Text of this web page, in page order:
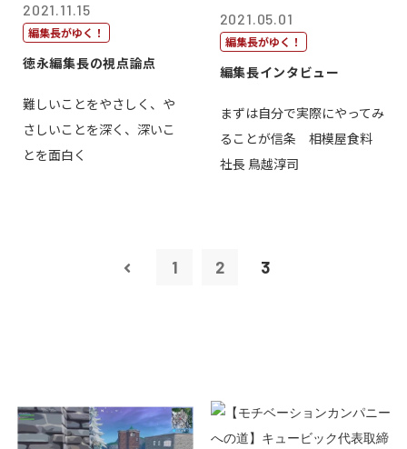
2021.11.15
編集長がゆく！
徳永編集長の視点論点
難しいことをやさしく、や
さしいことを深く、深いこ
とを面白く
2021.05.01
編集長がゆく！
編集長インタビュー
まずは自分で実際にやってみ
ることが信条 相模屋食料
社長 鳥越淳司
1 2 3